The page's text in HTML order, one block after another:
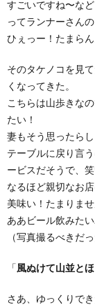
すごいですね〜な
ってランナーさん
ひぇっー！たまらん
そのタケノコを見
くなってきた。
こちらは山歩きな
たい！
妻もそう思ったら
テーブルに戻り言
ービスだそうで、
なるほど親切なお
美味い！たまりませ
ああビール飲みたい
（写真撮るべきだ
「風ぬけて山並と
さあ、ゆっくりで